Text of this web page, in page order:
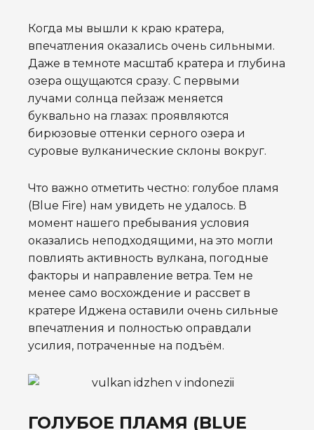
Когда мы вышли к краю кратера,
впечатления оказались очень сильными.
Даже в темноте масштаб кратера и глубина
озера ощущаются сразу. С первыми
лучами солнца пейзаж меняется
буквально на глазах: проявляются
бирюзовые оттенки серного озера и
суровые вулканические склоны вокруг.
Что важно отметить честно: голубое пламя
(Blue Fire) нам увидеть не удалось. В
момент нашего пребывания условия
оказались неподходящими, на это могли
повлиять активность вулкана, погодные
факторы и направление ветра. Тем не
менее само восхождение и рассвет в
кратере Иджена оставили очень сильные
впечатления и полностью оправдали
усилия, потраченные на подъём.
ГОЛУБОЕ ПЛАМЯ (BLUE